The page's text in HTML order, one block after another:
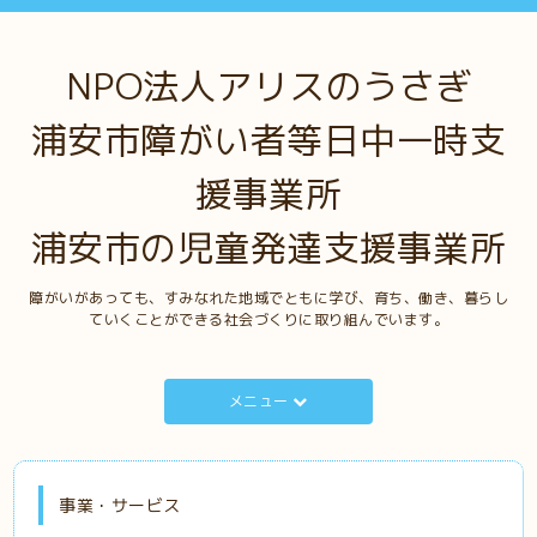
NPO法人アリスのうさぎ
浦安市障がい者等日中一時支
援事業所
浦安市の児童発達支援事業所
障がいがあっても、すみなれた地域でともに学び、育ち、働き、暮らし
ていくことができる社会づくりに取り組んでいます。
メニュー
事業・サービス